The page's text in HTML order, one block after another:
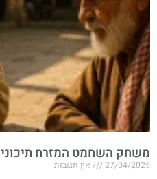
משחק השחמט המזרח תיכוני
27/04/2025 אין תגובות